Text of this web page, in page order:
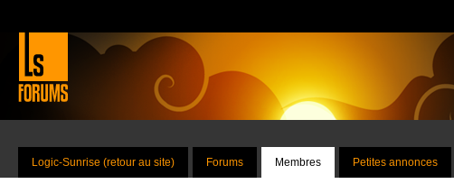
Logic-Sunrise (retour au site) Forums Membres Petites annonces